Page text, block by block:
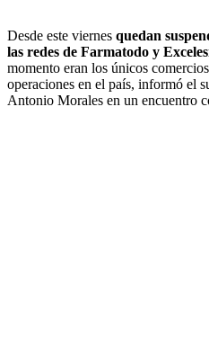
Desde este viernes quedan
las redes de Farmatodo y
momento eran los únicos
operaciones en el país, informó el
Antonio Morales en un encuentro